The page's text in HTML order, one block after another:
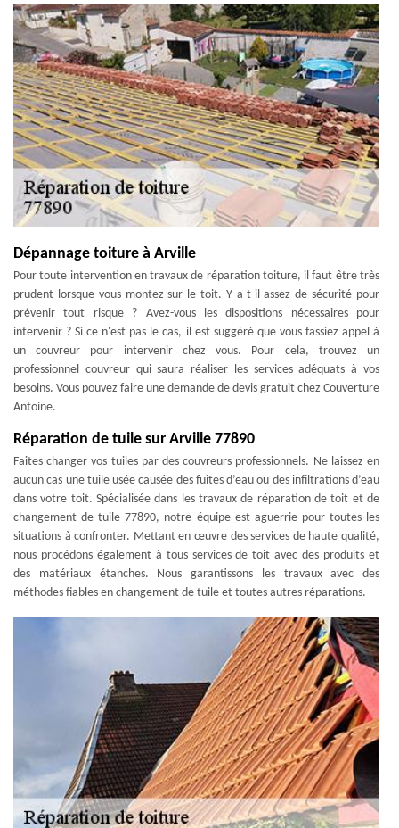
Dépannage toiture à Arville
Pour toute intervention en travaux de réparation toiture, il faut être très
prudent lorsque vous montez sur le toit. Y a-t-il assez de sécurité pour
prévenir tout risque ? Avez-vous les dispositions nécessaires pour
intervenir ? Si ce n'est pas le cas, il est suggéré que vous fassiez appel à
un couvreur pour intervenir chez vous. Pour cela, trouvez un
professionnel couvreur qui saura réaliser les services adéquats à vos
besoins. Vous pouvez faire une demande de devis gratuit chez Couverture
Antoine.
Réparation de tuile sur Arville 77890
Faites changer vos tuiles par des couvreurs professionnels. Ne laissez en
aucun cas une tuile usée causée des fuites d’eau ou des infiltrations d’eau
dans votre toit. Spécialisée dans les travaux de réparation de toit et de
changement de tuile 77890, notre équipe est aguerrie pour toutes les
situations à confronter. Mettant en œuvre des services de haute qualité,
nous procédons également à tous services de toit avec des produits et
des matériaux étanches. Nous garantissons les travaux avec des
méthodes fiables en changement de tuile et toutes autres réparations.